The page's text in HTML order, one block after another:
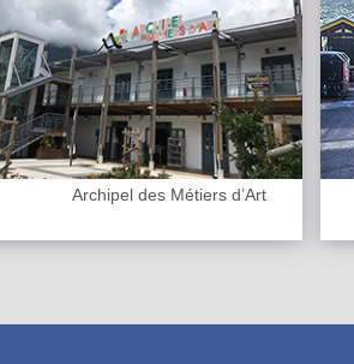
Archipel des Métiers d’Art